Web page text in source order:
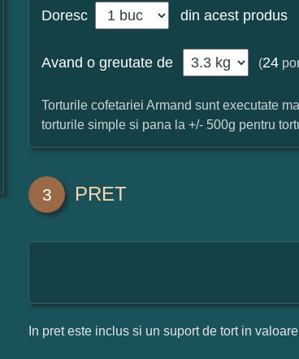
Doresc din acest produs
Avand o greutate de (24
Torturile cofetariei Armand sunt executate
torturile simple si pana la +/- 500g pentru
3 PRET
In pret este inclus si un suport de tort in